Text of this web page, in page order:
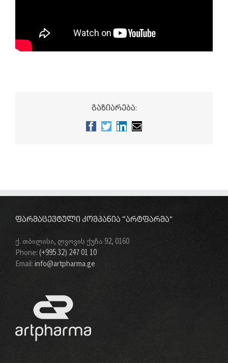
გაზიარება:
Facebook
TwitterLinkedIn
Email
ᲤᲐᲠᲛᲐᲪᲔᲕᲢᲣᲚᲘ ᲙᲝᲛᲞᲐᲜᲘᲐ “ᲐᲠᲢᲤᲐᲠᲛᲐ”
ქ. თბილისი, ლვოვის ქუჩა 92, 0160
Phone: (+995 32) 247 01 10
Email: info@artpharma.ge